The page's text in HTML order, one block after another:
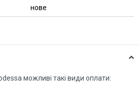
нове
можливі такі види оплати: